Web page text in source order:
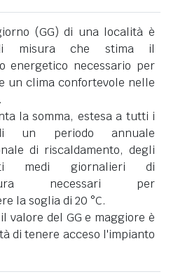
(GG) di una località è
misura che stima il
energetico necessario per
un clima confortevole nelle
la somma, estesa a tutti i
un periodo annuale
di riscaldamento, degli
medi giornalieri di
necessari per
la soglia di 20 °C.
valore del GG e maggiore è
di tenere acceso l'impianto